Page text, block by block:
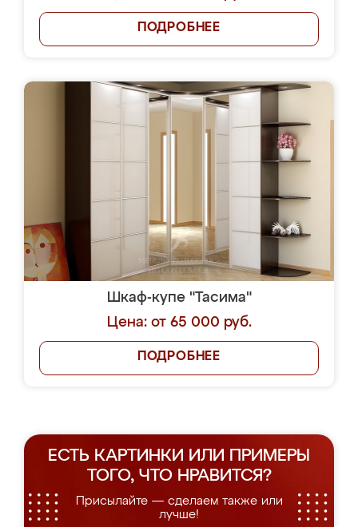
ПОДРОБНЕЕ
Шкаф-купе "Тасима"
Цена: от 65 000 руб.
ПОДРОБНЕЕ
ЕСТЬ КАРТИНКИ ИЛИ ПРИМЕРЫ
ТОГО, ЧТО НРАВИТСЯ?
Присылайте — сделаем также или
лучше!